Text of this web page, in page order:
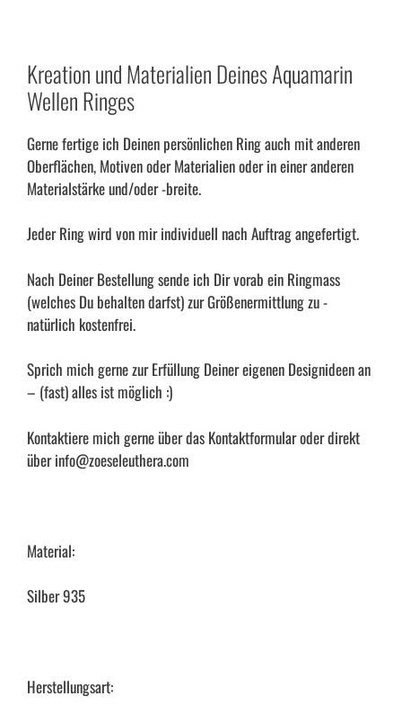
Kreation und Materialien Deines Aquamarin
Wellen Ringes
Gerne fertige ich Deinen persönlichen Ring auch mit anderen
Oberflächen, Motiven oder Materialien oder in einer anderen
Materialstärke und/oder -breite.
Jeder Ring wird von mir individuell nach Auftrag angefertigt.
Nach Deiner Bestellung sende ich Dir vorab ein Ringmass
(welches Du behalten darfst) zur Größenermittlung zu -
natürlich kostenfrei.
Sprich mich gerne zur Erfüllung Deiner eigenen Designideen an
– (fast) alles ist möglich :)
Kontaktiere mich gerne über das Kontaktformular oder direkt
über info@zoeseleuthera.com
Material:
Silber 935
Herstellungsart: